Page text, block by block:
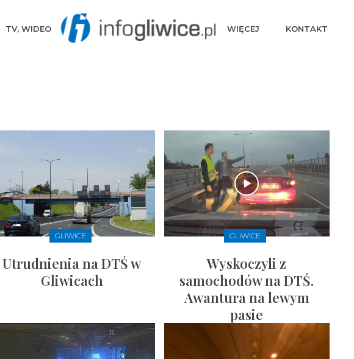
TV, WIDEO WIĘCEJ KONTAKT
GLIWICE
Utrudnienia na DTŚ w
Gliwicach
GLIWICE
Wyskoczyli z
samochodów na DTŚ.
Awantura na lewym
pasie